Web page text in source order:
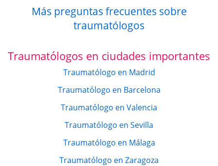
Más preguntas frecuentes sobre
traumatólogos
Traumatólogos en ciudades importantes
Traumatólogo en Madrid
Traumatólogo en Barcelona
Traumatólogo en Valencia
Traumatólogo en Sevilla
Traumatólogo en Málaga
Traumatólogo en Zaragoza